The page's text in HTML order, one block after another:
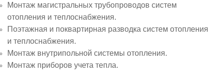
Монтаж магистральных трубопроводов систем
отопления и теплоснабжения.
Поэтажная и поквартирная разводка систем отопления
и теплоснабжения.
Монтаж внутрипольной системы отопления.
Монтаж приборов учета тепла.